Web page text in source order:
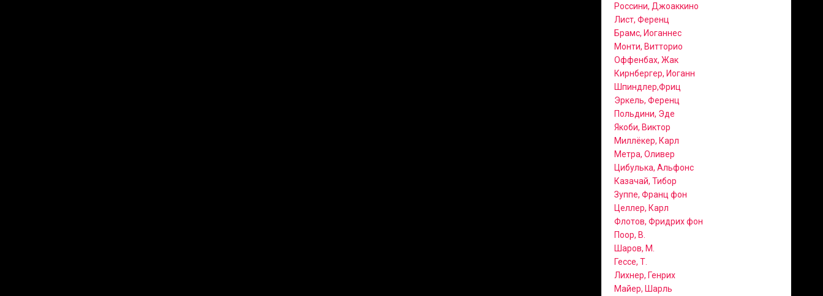
Россини, Джоаккино
Лист, Ференц
Брамс, Иоганнес
Монти, Витторио
Оффенбах, Жак
Кирнбергер, Иоганн
Шпиндлер,Фриц
Эркель, Ференц
Польдини, Эде
Якоби, Виктор
Миллёкер, Карл
Метра, Оливер
Цибулька, Альфонс
Казачай, Тибор
Зуппе, Франц фон
Целлер, Карл
Флотов, Фридрих фон
Поор, В.
Шаров, М.
Гессе, Т.
Лихнер, Генрих
Майер, Шарль